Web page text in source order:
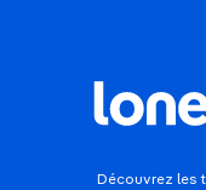
Découvrez les